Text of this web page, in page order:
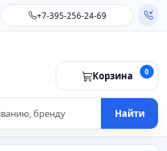
+7-395-256-24-69
Корзина 0
Найти